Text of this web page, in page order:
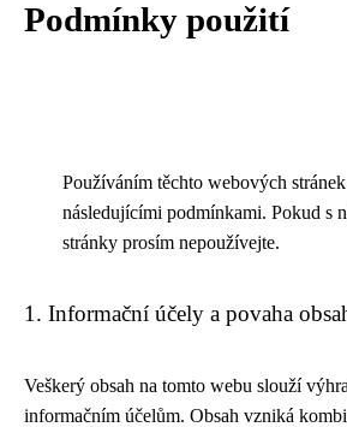
Podmínky použití
Používáním těchto webových
následujícími podmínkami. Pokud s
stránky prosím nepoužívejte.
1. Informační účely a povaha
Veškerý obsah na tomto webu slouží
informačním účelům. Obsah vzniká